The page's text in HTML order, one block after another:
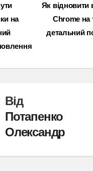
Як відновити
Chrome на
детальний
на
Від
Потапенко
Олександр